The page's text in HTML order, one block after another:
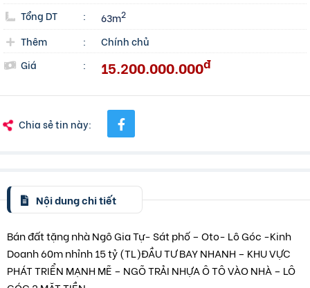
Tổng DT
: 63m2
Thêm :
Chính chủ
Giá
: 15.200.000.000đ
Chia sẻ tin này:
Nội dung chi tiết
Bán đất tặng nhà Ngô Gia Tự- Sát phố – Oto- Lô Góc -Kinh
Doanh 60m nhỉnh 15 tỷ (TL)ĐẦU TƯ BAY NHANH – KHU VỰC
PHÁT TRIỂN MẠNH MẼ – NGÕ TRẢI NHỰA Ô TÔ VÀO NHÀ – LÔ